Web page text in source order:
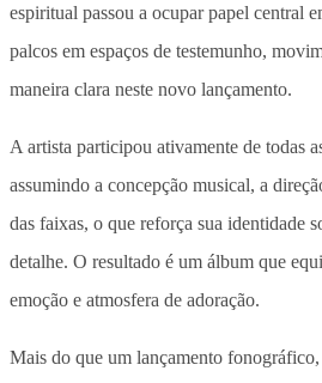
espiritual passou a ocupar papel central
palcos em espaços de testemunho,
maneira clara neste novo lançamento.
A artista participou ativamente de todas
assumindo a concepção musical, a
das faixas, o que reforça sua identidade
detalhe. O resultado é um álbum que
emoção e atmosfera de adoração.
Mais do que um lançamento